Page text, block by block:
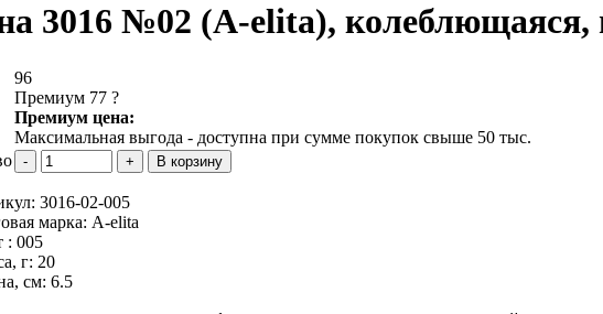
3016 №02 (А-elita), колеблющаяся,
96
Премиум 77 ?
Премиум цена:
Максимальная выгода - доступна при сумме покупок свыше 50 тыс.
3016-02-005
марка: A-elita
: 005
г: 20
см: 6.5